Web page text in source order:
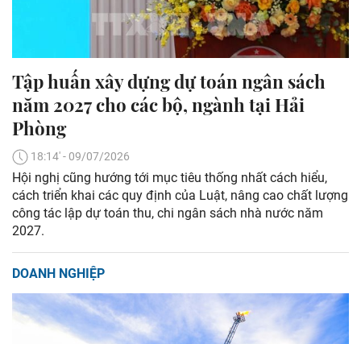
Tập huấn xây dựng dự toán ngân sách
năm 2027 cho các bộ, ngành tại Hải
Phòng
18:14' - 09/07/2026
Hội nghị cũng hướng tới mục tiêu thống nhất cách hiểu,
cách triển khai các quy định của Luật, nâng cao chất lượng
công tác lập dự toán thu, chi ngân sách nhà nước năm
2027.
DOANH NGHIỆP